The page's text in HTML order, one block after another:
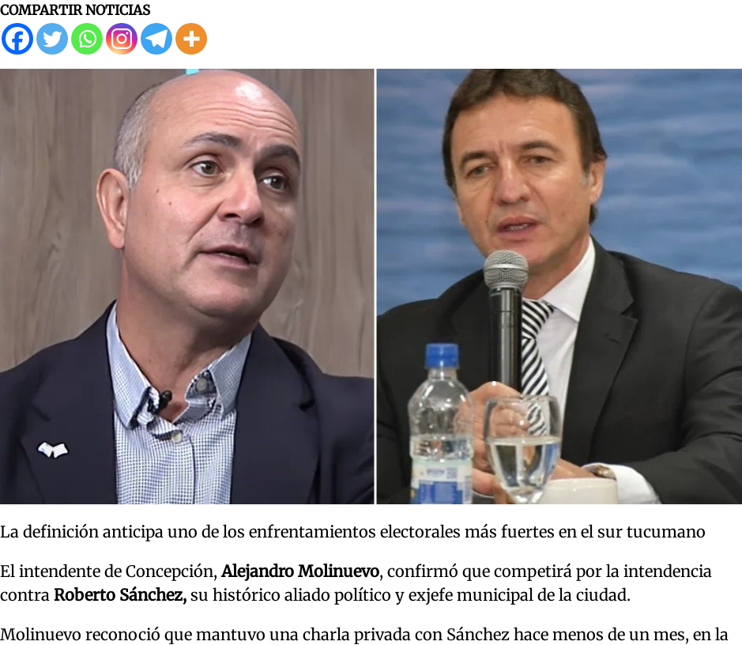
COMPARTIR NOTICIAS
La definición anticipa uno de los enfrentamientos electorales más fuertes en el sur tucumano
El intendente de Concepción,Alejandro Molinuevo, confirmó que competirá por la intendencia
contra Roberto Sánchez, su histórico aliado político y exjefe municipal de la ciudad.
Molinuevo reconoció que mantuvo una charla privada con Sánchez hace menos de un mes, en la